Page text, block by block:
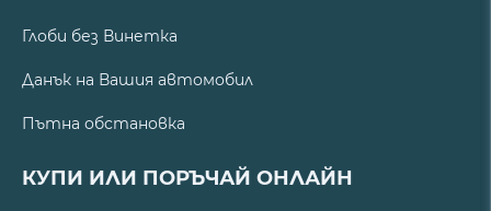
Глоби без Винетка
Данък на Вашия автомобил
Пътна обстановка
КУПИ ИЛИ ПОРЪЧАЙ ОНЛАЙН